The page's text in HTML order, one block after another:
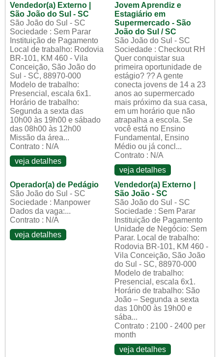
Vendedor(a) Externo |
São João do Sul - SC
São João do Sul - SC
Sociedade : Sem Parar
Instituição de Pagamento
Local de trabalho: Rodovia
BR-101, KM 460 - Vila
Conceição, São João do
Sul - SC, 88970-000
Modelo de trabalho:
Presencial, escala 6x1.
Horário de trabalho:
Segunda a sexta das
10h00 às 19h00 e sábado
das 08h00 às 12h00
Missão da área...
Contrato : N/A
veja detalhes
Jovem Aprendiz e
Estagiário em
Supermercado - São
João do Sul / SC
São João do Sul - SC
Sociedade : Checkout RH
Quer conquistar sua
primeira oportunidade de
estágio? ?? A gente
conecta jovens de 14 a 23
anos ao supermercado
mais próximo da sua casa,
em um horário que não
atrapalha a escola. Se
você está no Ensino
Fundamental, Ensino
Médio ou já concl...
Contrato : N/A
veja detalhes
Operador(a) de Pedágio
São João do Sul - SC
Sociedade : Manpower
Dados da vaga:...
Contrato : N/A
veja detalhes
Vendedor(a) Externo |
São João - SC
São João do Sul - SC
Sociedade : Sem Parar
Instituição de Pagamento
Unidade de Negócio: Sem
Parar. Local de trabalho:
Rodovia BR-101, KM 460 -
Vila Conceição, São João
do Sul - SC, 88970-000
Modelo de trabalho:
Presencial, escala 6x1.
Horário de trabalho: São
João – Segunda a sexta
das 10h00 às 19h00 e
sába...
Contrato : 2100 - 2400 per
month
veja detalhes